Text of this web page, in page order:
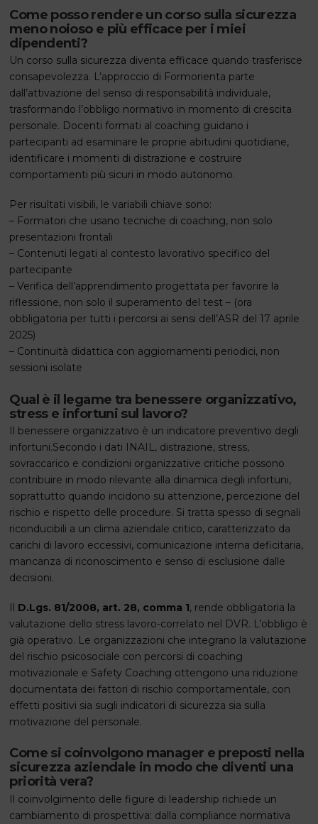
Come posso rendere un corso sulla sicurezza
meno noioso e più efficace per i miei
dipendenti?
Un corso sulla sicurezza diventa efficace quando trasferisce
consapevolezza. L’approccio di Formorienta parte
dall’attivazione del senso di responsabilità individuale,
trasformando l’obbligo normativo in momento di crescita
personale. Docenti formati al coaching guidano i
partecipanti ad esaminare le proprie abitudini quotidiane,
identificare i momenti di distrazione e costruire
comportamenti più sicuri in modo autonomo.
Per risultati visibili, le variabili chiave sono:
– Formatori che usano tecniche di coaching, non solo
presentazioni frontali
– Contenuti legati al contesto lavorativo specifico del
partecipante
– Verifica dell’apprendimento progettata per favorire la
riflessione, non solo il superamento del test – (ora
obbligatoria per tutti i percorsi ai sensi dell’ASR del 17 aprile
2025)
– Continuità didattica con aggiornamenti periodici, non
sessioni isolate
Qual è il legame tra benessere organizzativo,
stress e infortuni sul lavoro?
Il benessere organizzativo è un indicatore preventivo degli
infortuni.Secondo i dati INAIL, distrazione, stress,
sovraccarico e condizioni organizzative critiche possono
contribuire in modo rilevante alla dinamica degli infortuni,
soprattutto quando incidono su attenzione, percezione del
rischio e rispetto delle procedure. Si tratta spesso di segnali
riconducibili a un clima aziendale critico, caratterizzato da
carichi di lavoro eccessivi, comunicazione interna deficitaria,
mancanza di riconoscimento e senso di esclusione dalle
decisioni.
Il D.Lgs. 81/2008, art. 28, comma 1, rende obbligatoria la
valutazione dello stress lavoro-correlato nel DVR. L’obbligo è
già operativo. Le organizzazioni che integrano la valutazione
del rischio psicosociale con percorsi di coaching
motivazionale e Safety Coaching ottengono una riduzione
documentata dei fattori di rischio comportamentale, con
effetti positivi sia sugli indicatori di sicurezza sia sulla
motivazione del personale.
Come si coinvolgono manager e preposti nella
sicurezza aziendale in modo che diventi una
priorità vera?
Il coinvolgimento delle figure di leadership richiede un
cambiamento di prospettiva: dalla compliance normativa